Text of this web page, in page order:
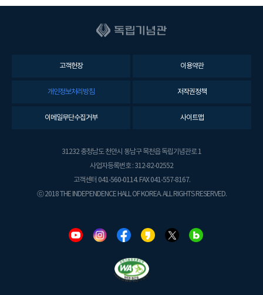
고객헌장 이용약관
개인정보처리방침 저작권정책
이메일무단수집거부 사이트맵
31232 충청남도 천안시 동남구 목천읍 독립기념관로 1
사업자등록번호 : 312-82-02552
고객센터 041-560-0114. FAX 041-557-8167.
ⓒ 2018 THE INDEPENDENCE HALL OF KOREA. ALL RIGHTS RESERVED.